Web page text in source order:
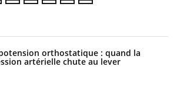
orthostatique : quand la
artérielle chute au lever